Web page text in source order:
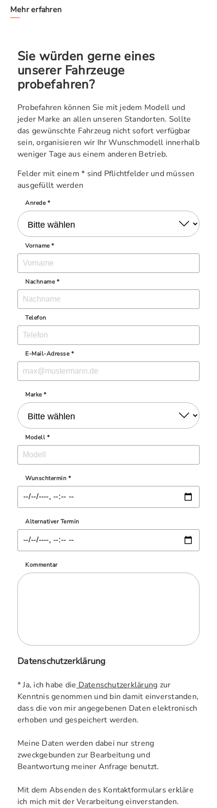
Mehr erfahren
Sie würden gerne eines
unserer Fahrzeuge
probefahren?
Probefahren können Sie mit jedem Modell und
jeder Marke an allen unseren Standorten. Sollte
das gewünschte Fahrzeug nicht sofort verfügbar
sein, organisieren wir Ihr Wunschmodell innerhalb
weniger Tage aus einem anderen Betrieb.
Felder mit einem * sind Pflichtfelder und müssen
ausgefüllt werden
Anrede *
Vorname *
Nachname *
Telefon
E-Mail-Adresse *
Marke *
Modell *
Wunschtermin *
Alternativer Termin
Kommentar
Datenschutzerklärung
* Ja, ich habe die Datenschutzerklärung zur
Kenntnis genommen und bin damit einverstanden,
dass die von mir angegebenen Daten elektronisch
erhoben und gespeichert werden.
Meine Daten werden dabei nur streng
zweckgebunden zur Bearbeitung und
Beantwortung meiner Anfrage benutzt.
Mit dem Absenden des Kontaktformulars erkläre
ich mich mit der Verarbeitung einverstanden.